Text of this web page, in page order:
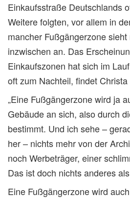
Einkaufsstraße Deutschlands
Weitere folgten, vor allem in
mancher Fußgängerzone
inzwischen an. Das
Einkaufszonen hat sich im
oft zum Nachteil, findet
„Eine Fußgängerzone wird ja
Gebäude an sich, also durch
bestimmt. Und ich sehe –
her – nichts mehr von der
noch Werbeträger, einer
Das ist doch nichts anderes
Eine Fußgängerzone wird